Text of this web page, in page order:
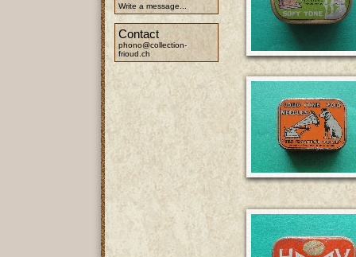
Write a message...
Contact
phono@collection-
frioud.ch